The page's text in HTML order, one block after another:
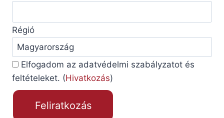
Régió
Elfogadom az adatvédelmi szabályzatot és
feltételeket. (Hivatkozás)